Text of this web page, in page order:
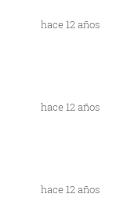
hace 12 años
hace 12 años
hace 12 años